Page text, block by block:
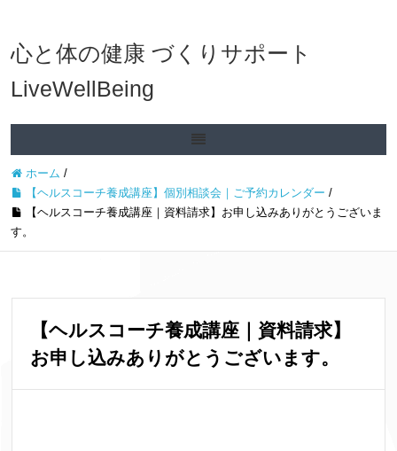
心と体の健康 づくりサポート
LiveWellBeing
ホーム /
【ヘルスコーチ養成講座】個別相談会｜ご予約カレンダー /
【ヘルスコーチ養成講座｜資料請求】お申し込みありがとうございま
す。
【ヘルスコーチ養成講座｜資料請求】
お申し込みありがとうございます。